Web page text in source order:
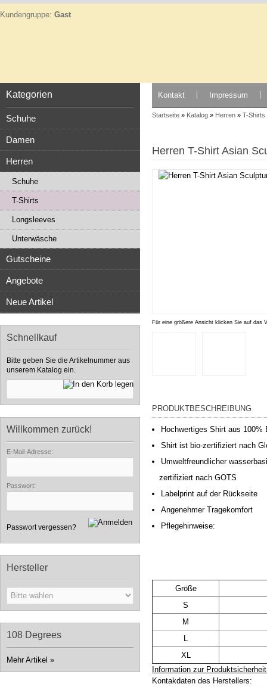
Kundengruppe: Gast
Kategorien
Schuhe
Damen
Herren
Schuhe
T-Shirts
Longsleeves
Unterwäsche
Gutscheine
Angebote
Neue Artikel
Schnellkauf
Bitte geben Sie die Artikelnummer aus
unserem Katalog ein.
Willkommen zurück!
E-Mail-Adresse:
Passwort:
Passwort vergessen?
Hersteller
108 Degrees
Mehr Artikel »
Kontakt Impressum
Startseite » Katalog » Herren » T-Shirts
Herren T-Shirt Asian
Für eine größere Ansicht klicken Sie auf das
PRODUKTBESCHREIBUNG
Hochwertiges Shirt aus 100%
Shirt ist bio-zertifiziert nach
Umweltfreundlicher
zertifiziert nach GOTS
Labelprint auf der Rückseite
Angenehmer Tragekomfort
Pflegehinweise:
Größe
S
M
L
XL
Information zur
Kontakdaten des Herstellers: